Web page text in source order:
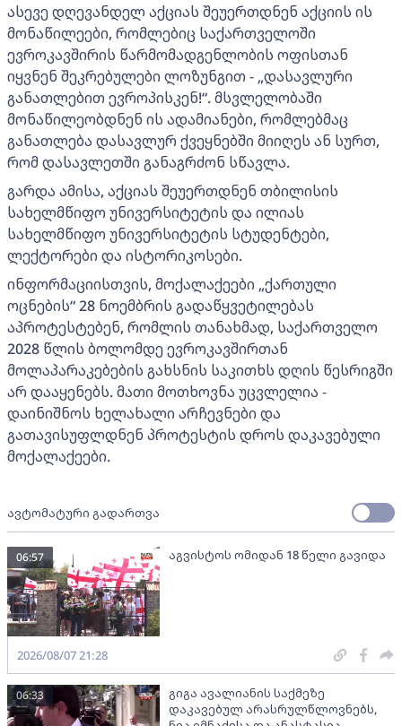
ასევე დღევანდელ აქციას შეუერთდნენ აქციის ის
მონაწილეები, რომლებიც საქართველოში
ევროკავშირის წარმომადგენლობის ოფისთან
იყვნენ შეკრებულები ლოზუნგით - „დასავლური
განათლებით ევროპისკენ!“. მსვლელობაში
მონაწილეობდნენ ის ადამიანები, რომლებმაც
განათლება დასავლურ ქვეყნებში მიიღეს ან სურთ,
რომ დასავლეთში განაგრძონ სწავლა.
გარდა ამისა, აქციას შეუერთდნენ თბილისის
სახელმწიფო უნივერსიტეტის და ილიას
სახელმწიფო უნივერსიტეტის სტუდენტები,
ლექტორები და ისტორიკოსები.
ინფორმაციისთვის, მოქალაქეები „ქართული
ოცნების“ 28 ნოემბრის გადაწყვეტილებას
აპროტესტებენ, რომლის თანახმად, საქართველო
2028 წლის ბოლომდე ევროკავშირთან
მოლაპარაკებების გახსნის საკითხს დღის წესრიგში
არ დააყენებს. მათი მოთხოვნა უცვლელია -
დაინიშნოს ხელახალი არჩევნები და
გათავისუფლდნენ პროტესტის დროს დაკავებული
მოქალაქეები.
ავტომატური გადართვა
აგვისტოს ომიდან 18 წელი გავიდა
06:57
2026/08/07 21:28
გიგა ავალიანის საქმეზე
დაკავებულ არასრულწლოვნებს,
06:33